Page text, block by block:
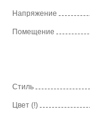
Напряжение
Помещение
Стиль
Цвет (!)